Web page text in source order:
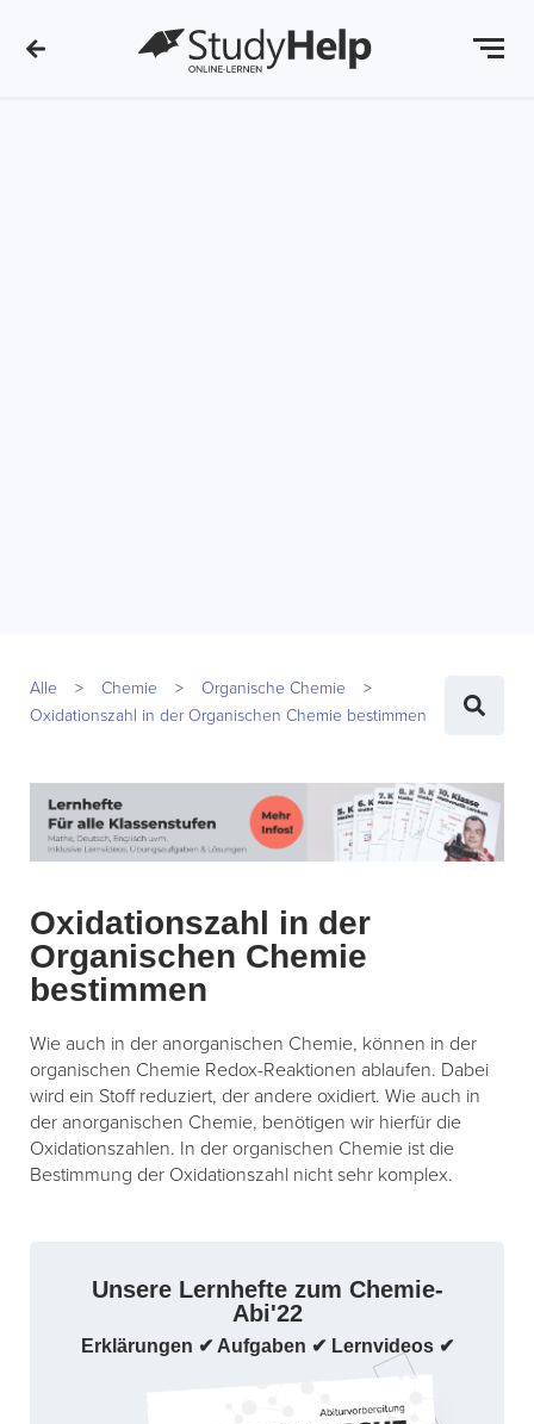
Alle Chemie
Organische Chemie
Oxidationszahl in der Organischen Chemie bestimmen
Oxidationszahl in der
Organischen Chemie
bestimmen
Wie auch in der anorganischen Chemie, können in der
organischen Chemie Redox-Reaktionen ablaufen. Dabei
wird ein Stoff reduziert, der andere oxidiert. Wie auch in
der anorganischen Chemie, benötigen wir hierfür die
Oxidationszahlen. In der organischen Chemie ist die
Bestimmung der Oxidationszahl nicht sehr komplex.
Unsere Lernhefte zum Chemie-
Abi'22
Erklärungen ✔ Aufgaben ✔ Lernvideos ✔